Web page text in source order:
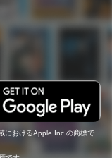
におけるApple Inc.の商標で